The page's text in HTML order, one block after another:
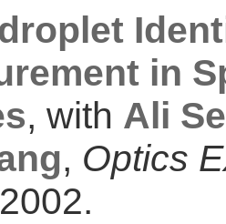
in
, with Ali
, Optics